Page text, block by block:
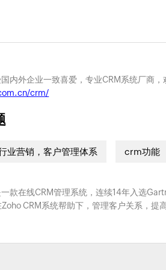
内外企业一致喜爱，专业CRM系统厂商
crm/
业营销，客户管理体系 crm功能
一款在线CRM管理系统，连续14年入选
CRM系统帮助下，管理客户关系，提